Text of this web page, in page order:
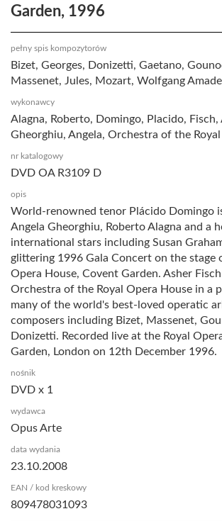
Garden, 1996
pełny spis kompozytorów
Bizet, Georges, Donizetti, Gaetano,
Massenet, Jules, Mozart, Wolfgang
wykonawcy
Alagna, Roberto, Domingo, Placido, Fisch,
Gheorghiu, Angela, Orchestra of the
nr katalogowy
DVD OA R3109 D
opis
World-renowned tenor Plácido Domingo
Angela Gheorghiu, Roberto Alagna and a
international stars including Susan
glittering 1996 Gala Concert on the stage
Opera House, Covent Garden. Asher
Orchestra of the Royal Opera House in a
many of the world's best-loved operatic
composers including Bizet, Massenet,
Donizetti. Recorded live at the Royal
Garden, London on 12th December 1996.
nośnik
DVD x 1
wydawca
Opus Arte
data wydania
23.10.2008
EAN / kod kreskowy
809478031093